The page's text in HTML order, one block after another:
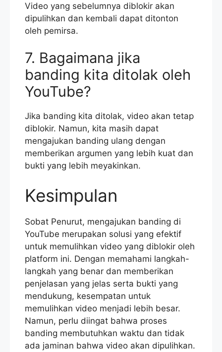
Video yang sebelumnya diblokir akan
dipulihkan dan kembali dapat ditonton
oleh pemirsa.
7. Bagaimana jika
banding kita ditolak oleh
YouTube?
Jika banding kita ditolak, video akan tetap
diblokir. Namun, kita masih dapat
mengajukan banding ulang dengan
memberikan argumen yang lebih kuat dan
bukti yang lebih meyakinkan.
Kesimpulan
Sobat Penurut, mengajukan banding di
YouTube merupakan solusi yang efektif
untuk memulihkan video yang diblokir oleh
platform ini. Dengan memahami langkah-
langkah yang benar dan memberikan
penjelasan yang jelas serta bukti yang
mendukung, kesempatan untuk
memulihkan video menjadi lebih besar.
Namun, perlu diingat bahwa proses
banding membutuhkan waktu dan tidak
ada jaminan bahwa video akan dipulihkan.